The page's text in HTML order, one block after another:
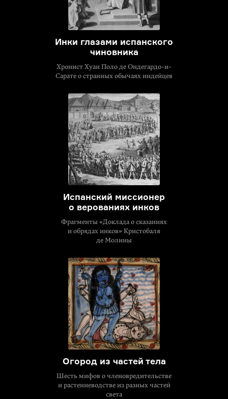
Инки глазами испанского
чиновника
Хронист Хуан Поло де Ондегардо-и-
Сарате о странных обычаях индейцев
Испанский миссионер
о верованиях инков
Фрагменты «Доклада о сказаниях
и обрядах инков» Кристобаля
де Молины
Огород из частей тела
Шесть мифов о членовредительстве
и растениеводстве из разных частей
света